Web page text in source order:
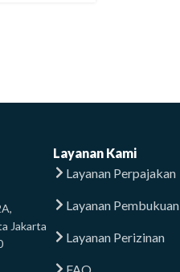
Jakarta
Layanan Kami
Layanan Perpajakan
Layanan Pembukuan
Layanan Perizinan
FAQ